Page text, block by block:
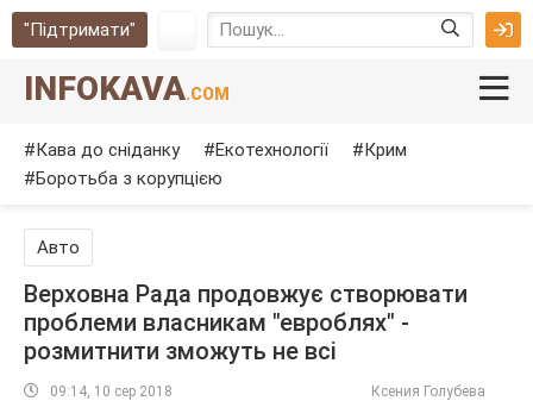
"Підтримати"
INFOKAVA.COM
Кава до сніданку Екотехнології
Крим
Боротьба з корупцією
Авто
Верховна Рада продовжує створювати
проблеми власникам "евроблях" -
розмитнити зможуть не всі
09:14, 10 сер 2018 Ксения Голубева